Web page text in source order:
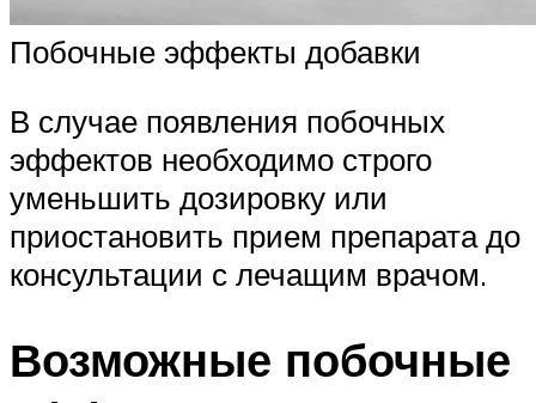
Побочные эффекты добавки
В случае появления побочных
эффектов необходимо строго
уменьшить дозировку или
приостановить прием препарата до
консультации с лечащим врачом.
Возможные побочные